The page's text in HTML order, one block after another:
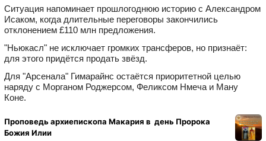
Ситуация напоминает прошлогоднюю историю с Александром
Исаком, когда длительные переговоры закончились
отклонением £110 млн предложения.
"Ньюкасл" не исключает громких трансферов, но признаёт:
для этого придётся продать звёзд.
Для "Арсенала" Гимарайнс остаётся приоритетной целью
наряду с Морганом Роджерсом, Феликсом Нмеча и Ману
Коне.
Проповедь архиепископа Макария в день Пророка
Божия Илии